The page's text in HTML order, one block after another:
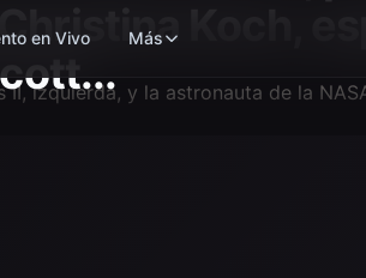
en Vivo Más
Koch,